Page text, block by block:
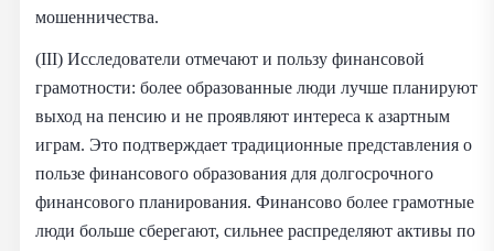
мошенничества.
(III) Исследователи отмечают и пользу финансовой
грамотности: более образованные люди лучше планируют
выход на пенсию и не проявляют интереса к азартным
играм. Это подтверждает традиционные представления о
пользе финансового образования для долгосрочного
финансового планирования. Финансово более грамотные
люди больше сберегают, сильнее распределяют активы по